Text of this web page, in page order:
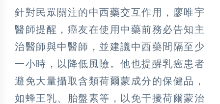
針對民眾關注的中西藥交互作用，廖唯宇
醫師提醒，癌友在使用中藥前務必告知主
治醫師與中醫師，並建議中西藥間隔至少
一小時，以降低風險。他也提醒乳癌患者
避免大量攝取含類荷爾蒙成分的保健品，
如蜂王乳、胎盤素等，以免干擾荷爾蒙治